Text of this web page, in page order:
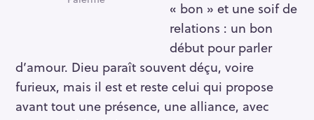
« bon » et une soif de
relations : un bon
début pour parler
d’amour. Dieu paraît souvent déçu, voire
furieux, mais il est et reste celui qui propose
avant tout une présence, une alliance, avec